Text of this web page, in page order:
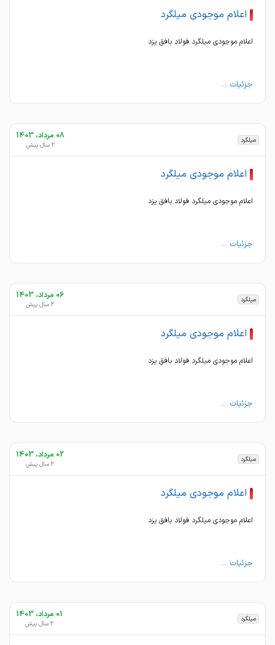
اعلام موجودی میلگرد
اعلام موجودی میلگرد فولاد بافق یزد
جزئیات ...
میلگرد 08 مرداد، 1403
2 سال پیش
اعلام موجودی میلگرد
اعلام موجودی میلگرد فولاد بافق یزد
جزئیات ...
میلگرد 06 مرداد، 1403
2 سال پیش
اعلام موجودی میلگرد
اعلام موجودی میلگرد فولاد بافق یزد
جزئیات ...
میلگرد 02 مرداد، 1403
2 سال پیش
اعلام موجودی میلگرد
اعلام موجودی میلگرد فولاد بافق یزد
جزئیات ...
میلگرد 01 مرداد، 1403
2 سال پیش